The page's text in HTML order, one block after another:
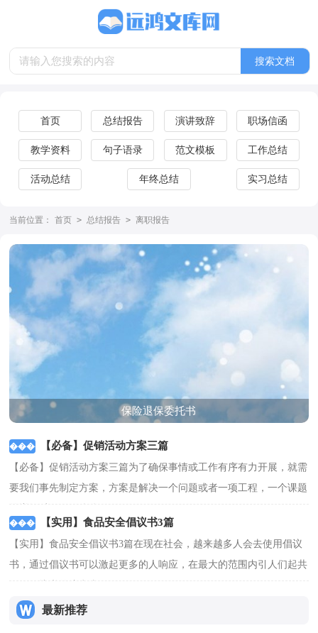
首页 总结报告 演讲致辞 职场信函
教学资料 句子语录 范文模板 工作总结
活动总结 年终总结 实习总结
当前位置： 首页 > 总结报告 > 离职报告
保险退保委托书
【必备】促销活动方案三篇
【必备】促销活动方案三篇为了确保事情或工作有序有力开展，就需
要我们事先制定方案，方案是解决一个问题或者一项工程，一个课题
【实用】食品安全倡议书3篇
【实用】食品安全倡议书3篇在现在社会，越来越多人会去使用倡议
书，通过倡议书可以激起更多的人响应，在最大的范围内引人们起共
最新推荐